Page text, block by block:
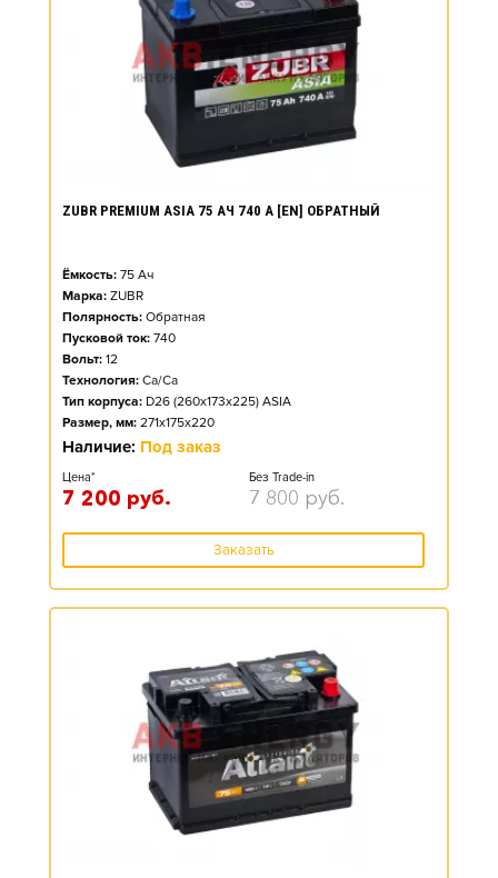
ZUBR PREMIUM ASIA 75 АЧ 740 А [EN] ОБРАТНЫЙ
Ёмкость: 75 Ач
Марка: ZUBR
Полярность: Обратная
Пусковой ток: 740
Вольт: 12
Технология: Ca/Ca
Тип корпуса: D26 (260x173x225) ASIA
Размер, мм: 271x175x220
Наличие: Под заказ
Цена*
7 200 руб.
Без Trade-in
7 800 руб.
Заказать